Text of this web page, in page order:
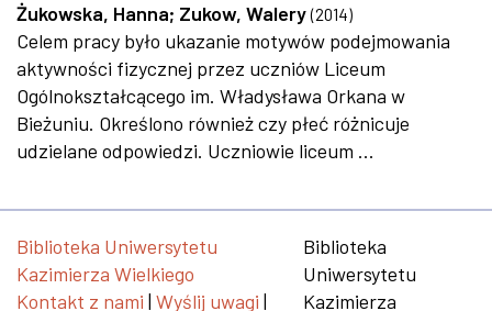
Żukowska, Hanna; Zukow, Walery (2014)
Celem pracy było ukazanie motywów podejmowania
aktywności fizycznej przez uczniów Liceum
Ogólnokształcącego im. Władysława Orkana w
Bieżuniu. Określono również czy płeć różnicuje
udzielane odpowiedzi. Uczniowie liceum ...
Biblioteka Uniwersytetu
Kazimierza Wielkiego
Kontakt z nami | Wyślij uwagi |
Biblioteka
Uniwersytetu
Kazimierza